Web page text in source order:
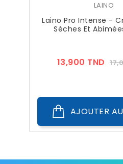
LAINO
Laino Pro Intense -
Sèches Et
13,900 TND Prix
AJOUTER